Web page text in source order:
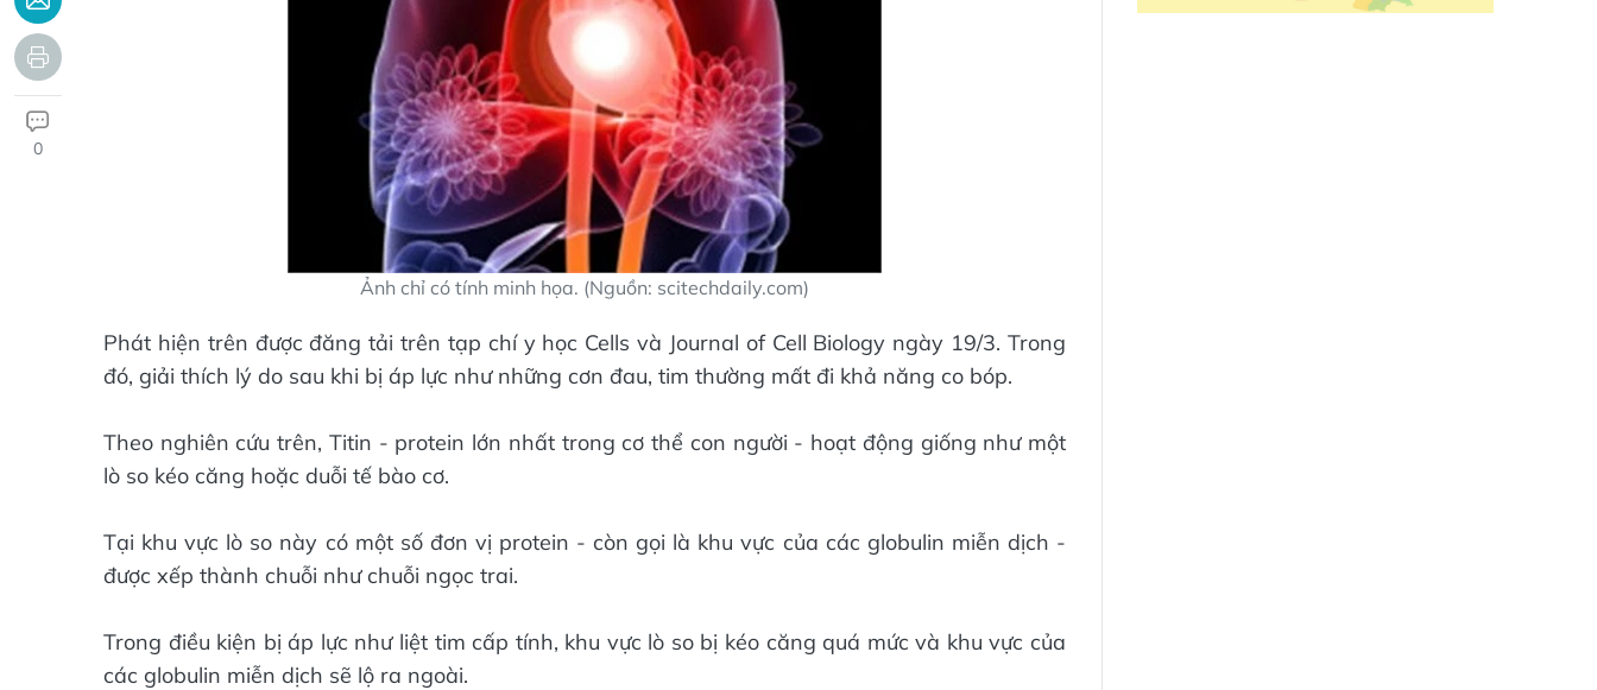
0
Ảnh chỉ có tính minh họa. (Nguồn: scitechdaily.com)
Phát hiện trên được đăng tải trên tạp chí y học Cells và Journal of Cell Biology ngày 19/3. Trong
đó, giải thích lý do sau khi bị áp lực như những cơn đau, tim thường mất đi khả năng co bóp.
Theo nghiên cứu trên, Titin - protein lớn nhất trong cơ thể con người - hoạt động giống như một
lò so kéo căng hoặc duỗi tế bào cơ.
Tại khu vực lò so này có một số đơn vị protein - còn gọi là khu vực của các globulin miễn dịch -
được xếp thành chuỗi như chuỗi ngọc trai.
Trong điều kiện bị áp lực như liệt tim cấp tính, khu vực lò so bị kéo căng quá mức và khu vực của
các globulin miễn dịch sẽ lộ ra ngoài.